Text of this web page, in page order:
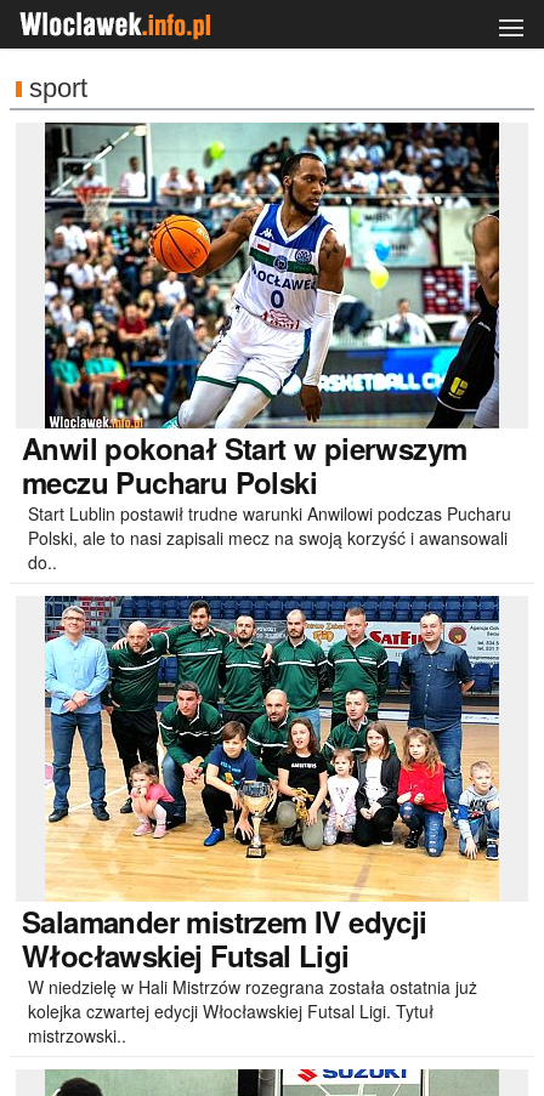
sport
Anwil pokonał Start w pierwszym
meczu Pucharu Polski
Start Lublin postawił trudne warunki Anwilowi podczas Pucharu
Polski, ale to nasi zapisali mecz na swoją korzyść i awansowali
do..
Salamandermistrzem IV edycji
Włocławskiej Futsal Ligi
W niedzielę w Hali Mistrzów rozegrana została ostatnia już
kolejka czwartej edycji Włocławskiej Futsal Ligi. Tytuł
mistrzowski..